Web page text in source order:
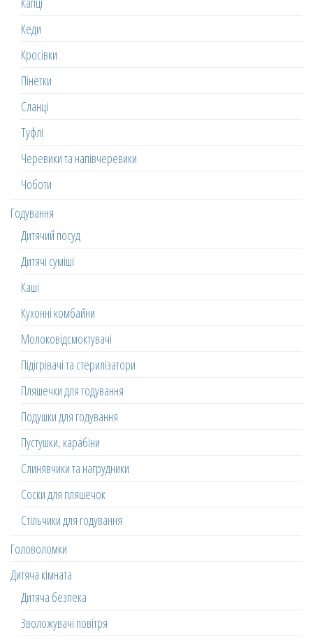
Кеди
Кросівки
Пінетки
Сланці
Туфлі
Черевики та напівчеревики
Чоботи
Годування
Дитячий посуд
Дитячі суміші
Каші
Кухонні комбайни
Молоковідсмоктувачі
Підігрівачі та стерилізатори
Пляшечки для годування
Подушки для годування
Пустушки, карабіни
Слинявчики та нагрудники
Соски для пляшечок
Стільчики для годування
Головоломки
Дитяча кімната
Дитяча безпека
Зволожувачі повітря